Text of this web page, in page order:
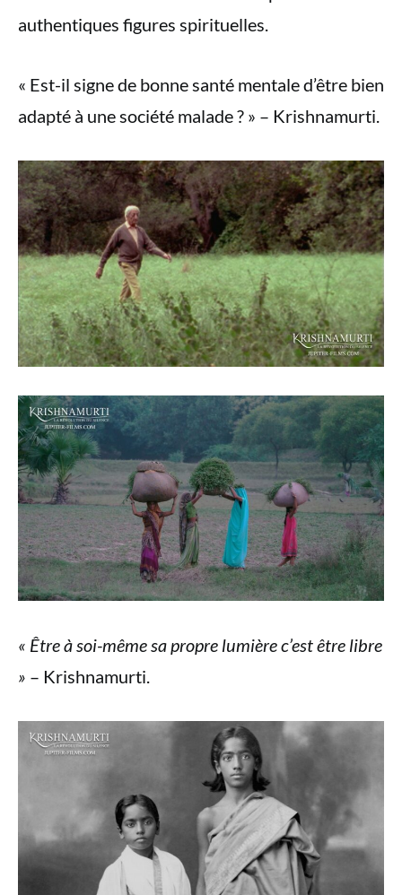
authentiques figures spirituelles.
« Est-il signe de bonne santé mentale d’être bien
adapté à une société malade ? » – Krishnamurti.
« Être à soi-même sa propre lumière c’est être libre
» – Krishnamurti.